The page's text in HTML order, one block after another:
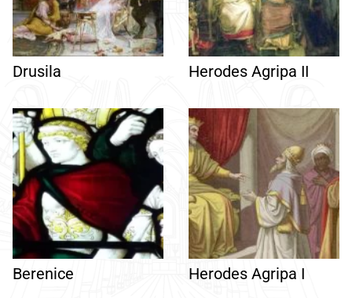
Drusila Herodes Agripa II
Berenice Herodes Agripa I